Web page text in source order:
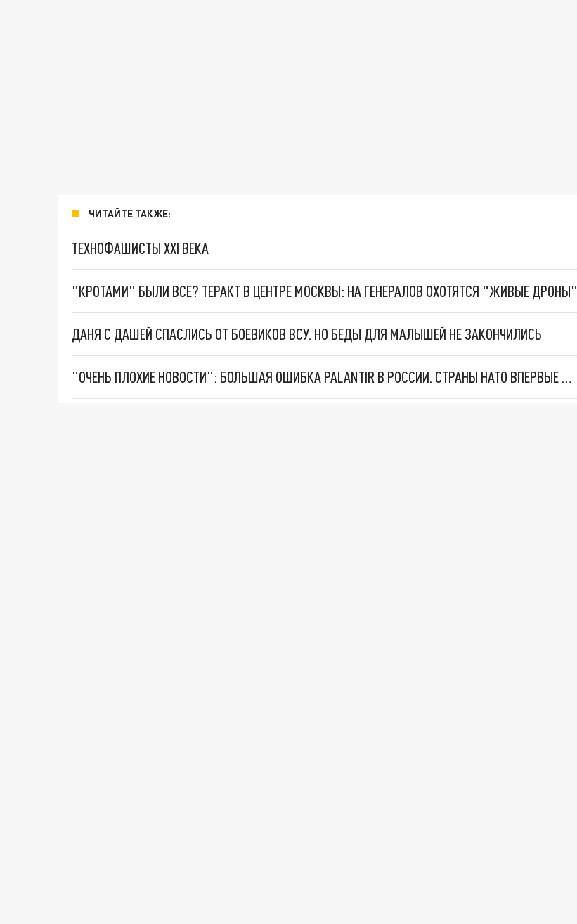
ЧИТАЙТЕ ТАКЖЕ:
ТЕХНОФАШИСТЫ XXI ВЕКА
"КРОТАМИ" БЫЛИ ВСЕ? ТЕРАКТ В ЦЕНТРЕ МОСКВЫ: НА ГЕНЕРАЛОВ ОХОТЯТСЯ "ЖИВЫЕ ДРОНЫ"
ДАНЯ С ДАШЕЙ СПАСЛИСЬ ОТ БОЕВИКОВ ВСУ. НО БЕДЫ ДЛЯ МАЛЫШЕЙ НЕ ЗАКОНЧИЛИСЬ
"ОЧЕНЬ ПЛОХИЕ НОВОСТИ": БОЛЬШАЯ ОШИБКА PALANTIR В РОССИИ. СТРАНЫ НАТО ВПЕРВЫЕ ЗА СВО ОСТАНОВИЛИ ПОСТАВКИ ОРУЖИЯ. ВСУ ТЕРЯЮТ ПРИГРАНИЧЬЕ?